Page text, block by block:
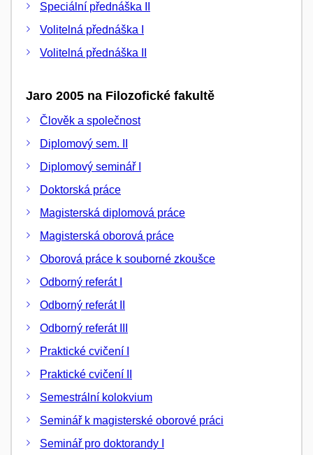
Speciální přednáška II
Volitelná přednáška I
Volitelná přednáška II
Jaro 2005 na Filozofické fakultě
Člověk a společnost
Diplomový sem. II
Diplomový seminář I
Doktorská práce
Magisterská diplomová práce
Magisterská oborová práce
Oborová práce k souborné zkoušce
Odborný referát I
Odborný referát II
Odborný referát III
Praktické cvičení I
Praktické cvičení II
Semestrální kolokvium
Seminář k magisterské oborové práci
Seminář pro doktorandy I